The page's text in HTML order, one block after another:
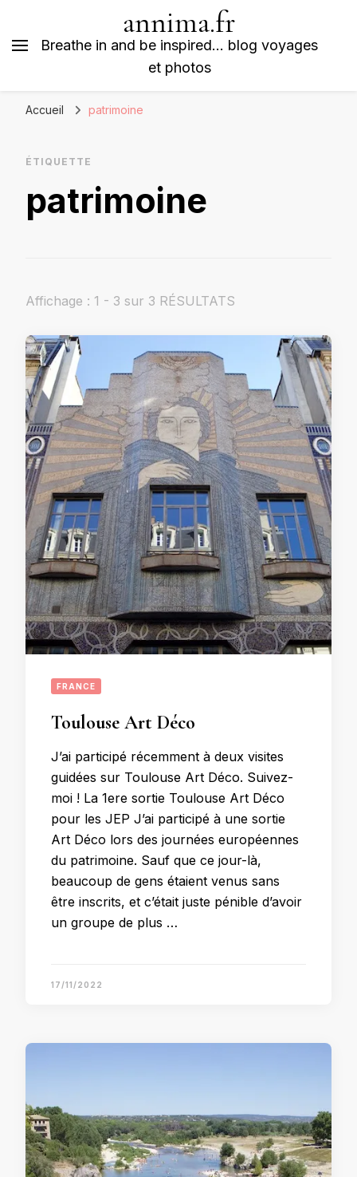
annima.fr
Breathe in and be inspired… blog voyages
et photos
Accueil patrimoine
ÉTIQUETTE
patrimoine
Affichage : 1 - 3 sur 3 RÉSULTATS
FRANCE
Toulouse Art Déco
J’ai participé récemment à deux visites
guidées sur Toulouse Art Déco. Suivez-
moi ! La 1ere sortie Toulouse Art Déco
pour les JEP J’ai participé à une sortie
Art Déco lors des journées européennes
du patrimoine. Sauf que ce jour-là,
beaucoup de gens étaient venus sans
être inscrits, et c’était juste pénible d’avoir
un groupe de plus …
17/11/2022